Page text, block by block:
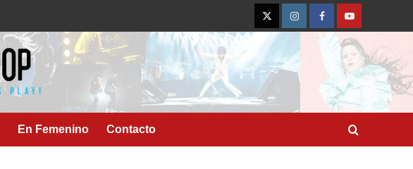
TwitterInstagramFacebookYouTube
En Femenino Contacto